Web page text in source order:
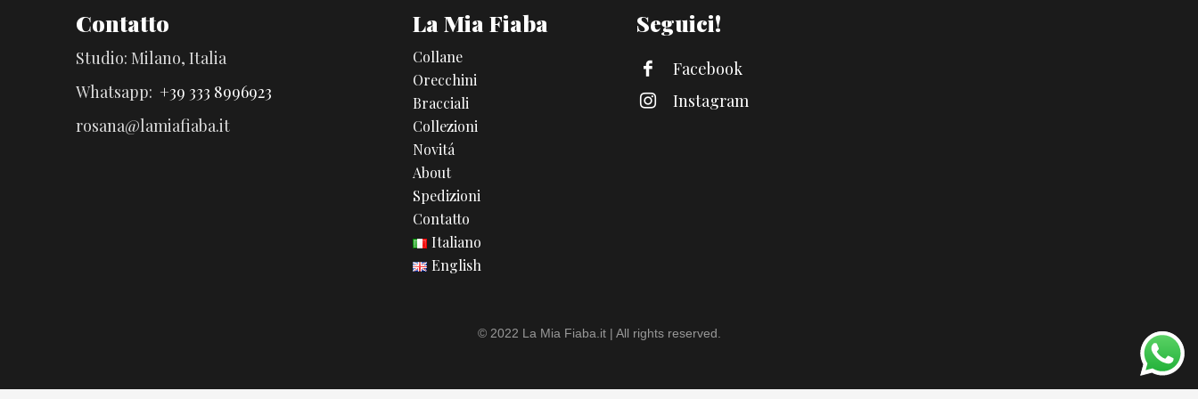
Contatto
Studio: Milano, Italia
Whatsapp: +39 333 8996923
rosana@lamiafiaba.it
La Mia Fiaba
Collane
Orecchini
Bracciali
Collezioni
Novitá
About
Spedizioni
Contatto
Italiano
English
Seguici!
Facebook
Instagram
© 2022 La Mia Fiaba.it | All rights reserved.